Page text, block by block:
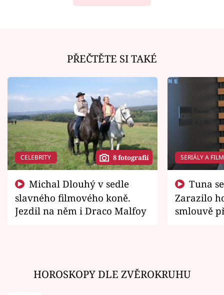
PŘEČTĚTE SI TAKÉ
CELEBRITY 8 fotografií
slavného filmového koně.
Jezdil na něm i Draco Malfoy
SERIÁLY A
Zarazilo
smlouvě
HOROSKOPY DLE ZVĚROKRUHU